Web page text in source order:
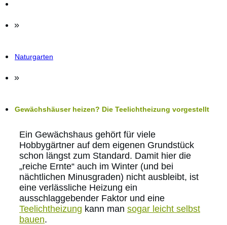
»
Naturgarten
»
Gewächshäuser heizen? Die Teelichtheizung vorgestellt
Ein Gewächshaus gehört für viele
Hobbygärtner auf dem eigenen Grundstück
schon längst zum Standard. Damit hier die
„reiche Ernte“ auch im Winter (und bei
nächtlichen Minusgraden) nicht ausbleibt, ist
eine verlässliche Heizung ein
ausschlaggebender Faktor und eine
Teelichtheizung kann man sogar leicht selbst
bauen.